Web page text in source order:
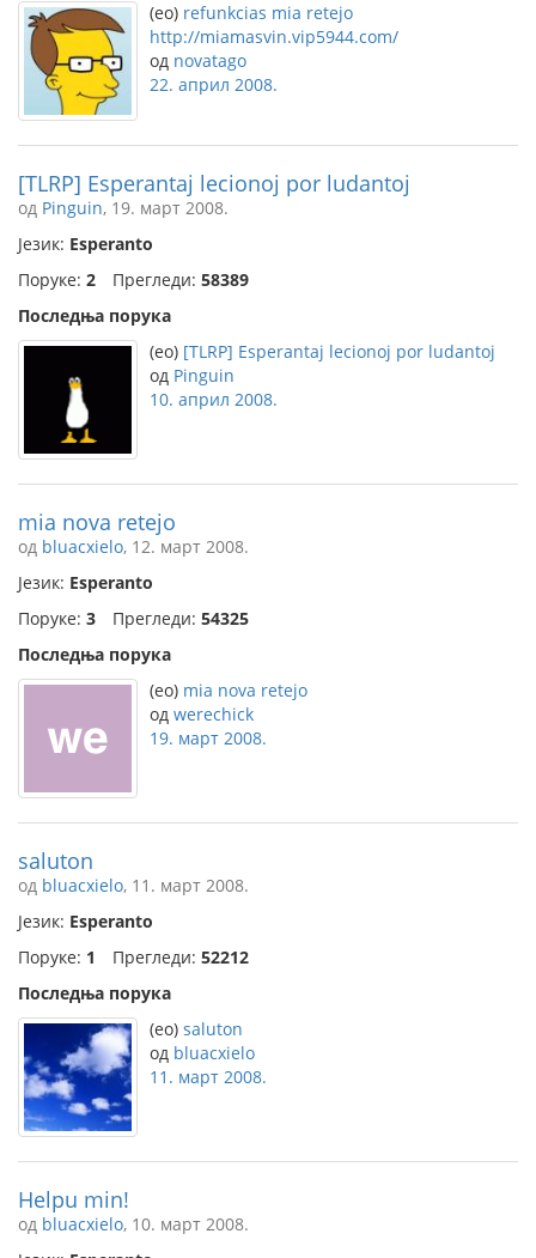
(eo) refunkcias mia retejo
http://miamasvin.vip5944.com/
од novatago
22. април 2008.
[TLRP] Esperantaj lecionoj por ludantoj
од Pinguin, 19. март 2008.
Језик: Esperanto
Поруке: 2 Прегледи: 58389
Последња порука
(eo) [TLRP] Esperantaj lecionoj por ludantoj
од Pinguin
10. април 2008.
mia nova retejo
од bluacxielo, 12. март 2008.
Језик: Esperanto
Поруке: 3 Прегледи: 54325
Последња порука
(eo) mia nova retejo
од werechick
19. март 2008.
saluton
од bluacxielo, 11. март 2008.
Језик: Esperanto
Поруке: 1 Прегледи: 52212
Последња порука
(eo) saluton
од bluacxielo
11. март 2008.
Helpu min!
од bluacxielo, 10. март 2008.